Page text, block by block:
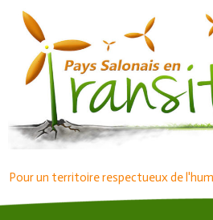
Pour un territoire respectueux de